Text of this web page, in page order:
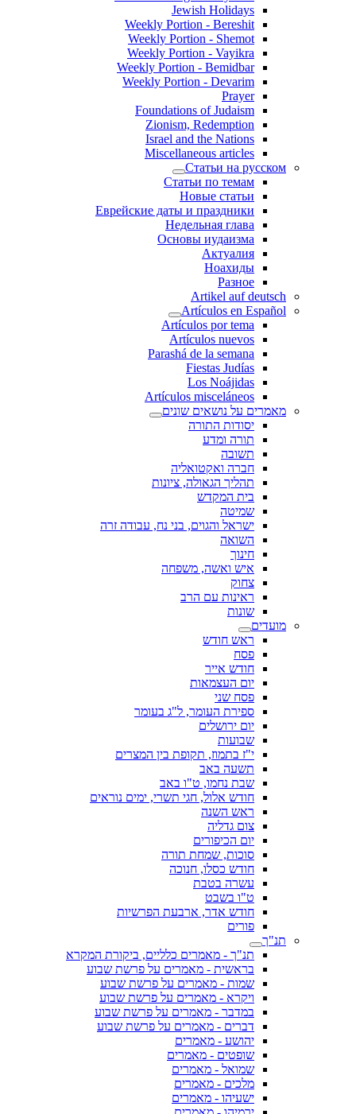
Jewish Holidays
Weekly Portion - Bereshit
Weekly Portion - Shemot
Weekly Portion - Vayikra
Weekly Portion - Bemidbar
Weekly Portion - Devarim
Prayer
Foundations of Judaism
Zionism, Redemption
Israel and the Nations
Miscellaneous articles
Статьи на русском
Статьи по темам
Новые статьи
Еврейские даты и праздники
Недельная глава
Основы иудаизма
Актуалия
Ноахиды
Разное
Artikel auf deutsch
Artículos en Español
Artículos por tema
Artículos nuevos
Parashá de la semana
Fiestas Judías
Los Noájidas
Artículos misceláneos
מאמרים על נושאים שונים
יסודות התורה
תורה ומדע
תשובה
חברה ואקטואליה
תהליך הגאולה, ציונות
בית המקדש
שמיטה
ישראל והגוים, בני נח, עבודה זרה
השואה
חינוך
איש ואשה, משפחה
צחוק
ראינות עם הרב
שונות
מועדים
ראש חודש
פסח
חודש אייר
יום העצמאות
פסח שני
ספירת העומר, ל"ג בעומר
יום ירושלים
שבועות
י"ז בתמוז, תקופת בין המצרים
תשעה באב
שבת נחמו, ט"ו באב
חודש אלול, חגי תשרי, ימים נוראים
ראש השנה
צום גדליה
יום הכיפורים
סוכות, שמחת תורה
חודש כסלו, חנוכה
עשרה בטבת
ט"ו בשבט
חודש אדר, ארבעת הפרשיות
פורים
תנ"ך
תנ"ך - מאמרים כלליים, ביקורת המקרא
בראשית - מאמרים על פרשת שבוע
שמות - מאמרים על פרשת שבוע
ויקרא - מאמרים על פרשת שבוע
במדבר - מאמרים על פרשת שבוע
דברים - מאמרים על פרשת שבוע
יהושע - מאמרים
שופטים - מאמרים
שמואל - מאמרים
מלכים - מאמרים
ישעיהו - מאמרים